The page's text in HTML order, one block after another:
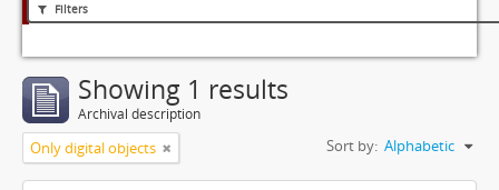
Filters
Showing 1 results
Archival description
Only digital objects Sort by: Alphabetic